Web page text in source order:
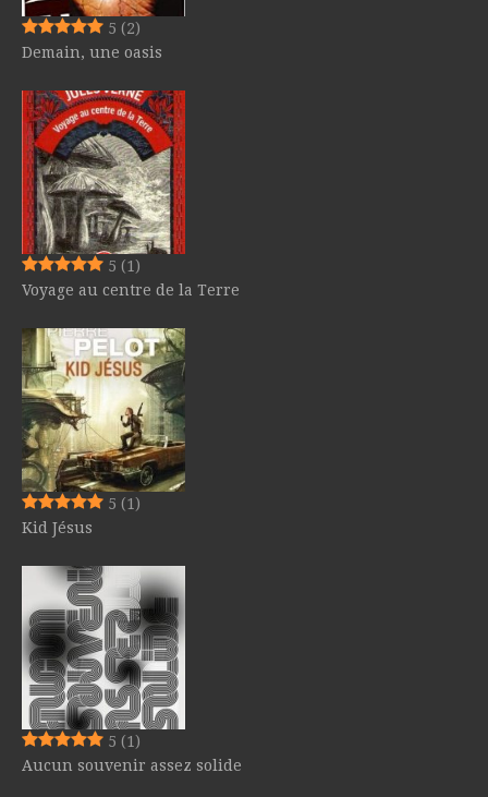
5 (2)
Demain, une oasis
5 (1)
Voyage au centre de la Terre
5 (1)
Kid Jésus
5 (1)
Aucun souvenir assez solide